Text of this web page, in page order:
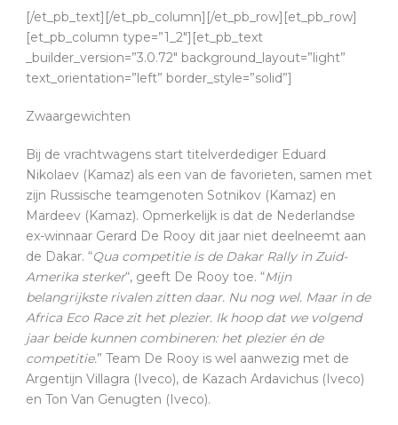
[/et_pb_text][/et_pb_column][/et_pb_row][et_pb_row]
[et_pb_column type=”1_2″][et_pb_text
_builder_version=”3.0.72″ background_layout=”light”
text_orientation=”left” border_style=”solid”]
Zwaargewichten
Bij de vrachtwagens start titelverdediger Eduard
Nikolaev (Kamaz) als een van de favorieten, samen met
zijn Russische teamgenoten Sotnikov (Kamaz) en
Mardeev (Kamaz). Opmerkelijk is dat de Nederlandse
ex-winnaar Gerard De Rooy dit jaar niet deelneemt aan
de Dakar. “Qua competitie is de Dakar Rally in Zuid-
Amerika sterker“, geeft De Rooy toe. “Mijn
belangrijkste rivalen zitten daar. Nu nog wel. Maar in de
Africa Eco Race zit het plezier. Ik hoop dat we volgend
jaar beide kunnen combineren: het plezier én de
competitie.” Team De Rooy is wel aanwezig met de
Argentijn Villagra (Iveco), de Kazach Ardavichus (Iveco)
en Ton Van Genugten (Iveco).